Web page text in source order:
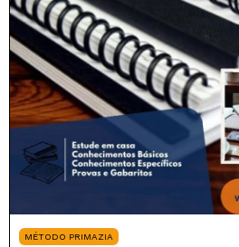
MÉTODO PRIMAZIA